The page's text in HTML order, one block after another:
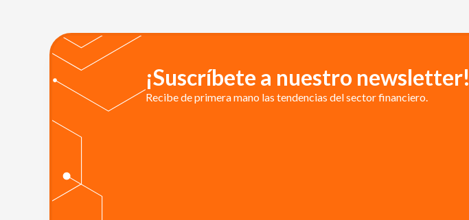
¡Suscríbete a nuestro newsletter!
Recibe de primera mano las tendencias del sector financiero.